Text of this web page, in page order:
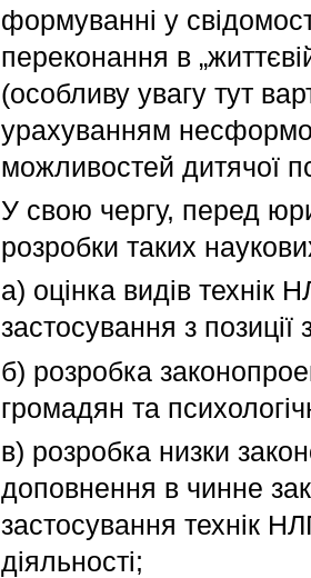
формуванні у
переконання в
(особливу увагу тут
урахуванням
можливостей дитячої
У свою чергу, перед
розробки таких
а) оцінка видів
застосування з
б) розробка
громадян та
в) розробка низки
доповнення в чинне
застосування технік
діяльності;